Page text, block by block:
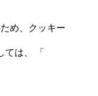
め、クッキー
ては、 「